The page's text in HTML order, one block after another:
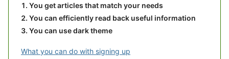
You get articles that match your needs
You can efficiently read back useful information
You can use dark theme
What you can do with signing up